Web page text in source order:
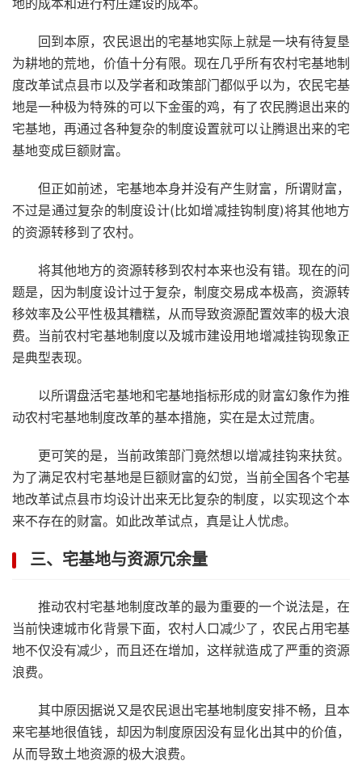
地的成本和进行村庄建设的成本。
回到本原，农民退出的宅基地实际上就是一块有待复垦
为耕地的荒地，价值十分有限。现在几乎所有农村宅基地制
度改革试点县市以及学者和政策部门都似乎以为，农民宅基
地是一种极为特殊的可以下金蛋的鸡，有了农民腾退出来的
宅基地，再通过各种复杂的制度设置就可以让腾退出来的宅
基地变成巨额财富。
但正如前述，宅基地本身并没有产生财富，所谓财富，
不过是通过复杂的制度设计(比如增减挂钩制度)将其他地方
的资源转移到了农村。
将其他地方的资源转移到农村本来也没有错。现在的问
题是，因为制度设计过于复杂，制度交易成本极高，资源转
移效率及公平性极其糟糕，从而导致资源配置效率的极大浪
费。当前农村宅基地制度以及城市建设用地增减挂钩现象正
是典型表现。
以所谓盘活宅基地和宅基地指标形成的财富幻象作为推
动农村宅基地制度改革的基本措施，实在是太过荒唐。
更可笑的是，当前政策部门竟然想以增减挂钩来扶贫。
为了满足农村宅基地是巨额财富的幻觉，当前全国各个宅基
地改革试点县市均设计出来无比复杂的制度，以实现这个本
来不存在的财富。如此改革试点，真是让人忧虑。
三、宅基地与资源冗余量
推动农村宅基地制度改革的最为重要的一个说法是，在
当前快速城市化背景下面，农村人口减少了，农民占用宅基
地不仅没有减少，而且还在增加，这样就造成了严重的资源
浪费。
其中原因据说又是农民退出宅基地制度安排不畅，且本
来宅基地很值钱，却因为制度原因没有显化出其中的价值，
从而导致土地资源的极大浪费。